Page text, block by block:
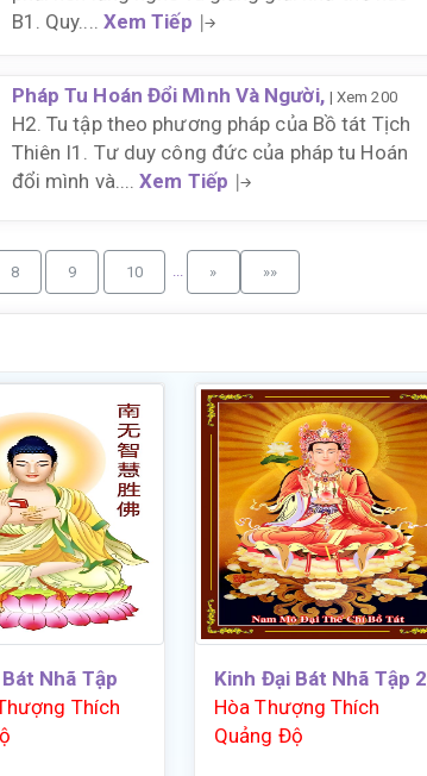
B1. Quy.... Xem Tiếp
Pháp Tu Hoán Đổi Mình Và Người, | Xem 200
H2. Tu tập theo phương pháp của Bồ tát Tịch
Thiên I1. Tư duy công đức của pháp tu Hoán
đổi mình và....Xem Tiếp
8 9 10 » »»
Nhã Tập
Thích
Kinh Đại Bát Nhã Tập 2
Hòa Thượng Thích
Quảng Độ